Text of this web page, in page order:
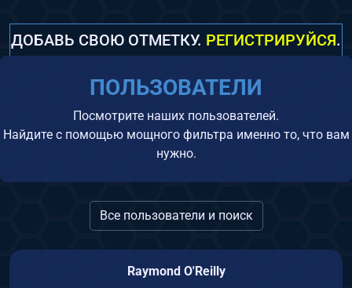
ДОБАВЬ СВОЮ ОТМЕТКУ. РЕГИСТРИРУЙСЯ.
ПОЛЬЗОВАТЕЛИ
Посмотрите наших пользователей.
Найдите с помощью мощного фильтра именно то, что вам
нужно.
Все пользователи и поиск
Raymond O'Reilly